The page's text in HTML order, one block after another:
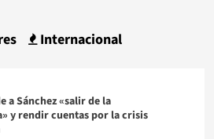
Internacional
a Sánchez «salir de la
y rendir cuentas por la crisis